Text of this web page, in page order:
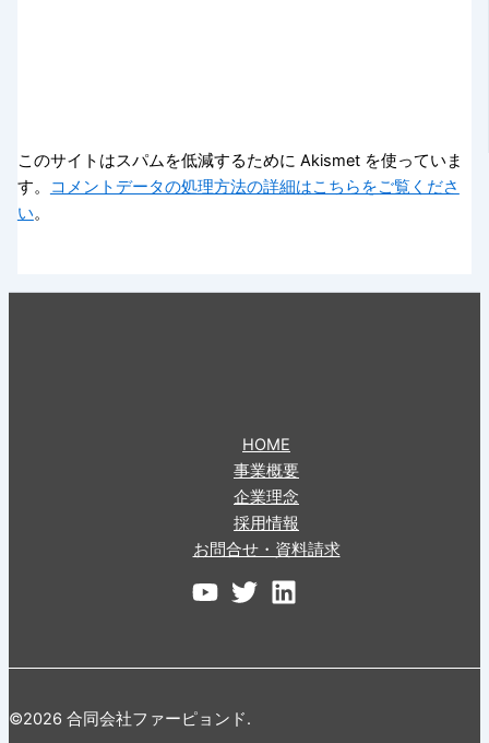
このサイトはスパムを低減するために Akismet を使っていま
す。
コメントデータの処理方法の詳細はこちらをご覧くださ
い。
HOME
事業概要
企業理念
採用情報
お問合せ・資料請求
©2026 合同会社ファーピョンド.